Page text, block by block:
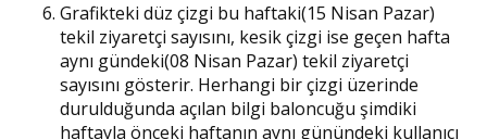
Grafikteki düz çizgi bu haftaki(15 Nisan Pazar)
tekil ziyaretçi sayısını, kesik çizgi ise geçen hafta
aynı gündeki(08 Nisan Pazar) tekil ziyaretçi
sayısını gösterir. Herhangi bir çizgi üzerinde
durulduğunda açılan bilgi baloncuğu şimdiki
haftayla önceki haftanın aynı günündeki kullanıcı